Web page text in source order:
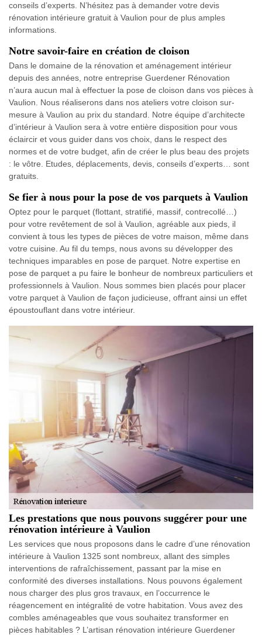
conseils d’experts. N’hésitez pas à demander votre devis
rénovation intérieure gratuit à Vaulion pour de plus amples
informations.
Notre savoir-faire en création de cloison
Dans le domaine de la rénovation et aménagement intérieur
depuis des années, notre entreprise Guerdener Rénovation
n’aura aucun mal à effectuer la pose de cloison dans vos pièces à
Vaulion. Nous réaliserons dans nos ateliers votre cloison sur-
mesure à Vaulion au prix du standard. Notre équipe d’architecte
d’intérieur à Vaulion sera à votre entière disposition pour vous
éclaircir et vous guider dans vos choix, dans le respect des
normes et de votre budget, afin de créer le plus beau des projets
: le vôtre. Etudes, déplacements, devis, conseils d’experts… sont
gratuits.
Se fier à nous pour la pose de vos parquets à Vaulion
Optez pour le parquet (flottant, stratifié, massif, contrecollé…)
pour votre revêtement de sol à Vaulion, agréable aux pieds, il
convient à tous les types de pièces de votre maison, même dans
votre cuisine. Au fil du temps, nous avons su développer des
techniques imparables en pose de parquet. Notre expertise en
pose de parquet a pu faire le bonheur de nombreux particuliers et
professionnels à Vaulion. Nous sommes bien placés pour placer
votre parquet à Vaulion de façon judicieuse, offrant ainsi un effet
époustouflant dans votre intérieur.
Les prestations que nous pouvons suggérer pour une
rénovation intérieure à Vaulion
Les services que nous proposons dans le cadre d’une rénovation
intérieure à Vaulion 1325 sont nombreux, allant des simples
interventions de rafraîchissement, passant par la mise en
conformité des diverses installations. Nous pouvons également
nous charger des plus gros travaux, en l’occurrence le
réagencement en intégralité de votre habitation. Vous avez des
combles aménageables que vous souhaitez transformer en
pièces habitables ? L’artisan rénovation intérieure Guerdener